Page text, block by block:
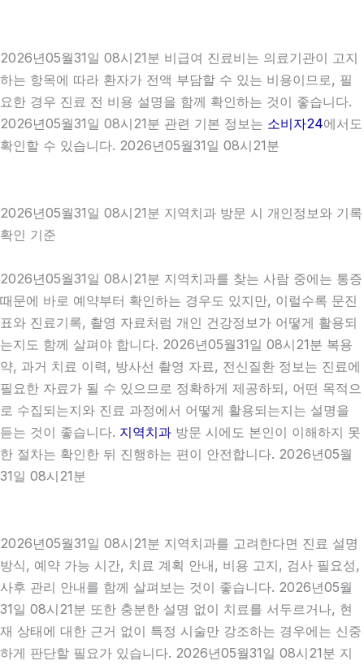
2026년05월31일 08시21분 비급여 진료비는 의료기관이 고지
하는 항목에 따라 환자가 전액 부담할 수 있는 비용이므로, 필
요한 경우 진료 전 비용 설명을 함께 확인하는 것이 좋습니다.
2026년05월31일 08시21분 관련 기본 정보는 소비자24에서도
확인할 수 있습니다. 2026년05월31일 08시21분
2026년05월31일 08시21분 지역치과 방문 시 개인정보와 기록
확인 기준
2026년05월31일 08시21분 지역치과를 찾는 사람 중에는 통증
때문에 바로 예약부터 확인하는 경우도 있지만, 이럴수록 문진
표와 진료기록, 촬영 자료처럼 개인 건강정보가 어떻게 활용되
는지도 함께 살펴야 합니다. 2026년05월31일 08시21분 복용
약, 과거 치료 이력, 방사선 촬영 자료, 전신질환 정보는 진료에
필요한 자료가 될 수 있으므로 정확하게 제공하되, 어떤 목적으
로 수집되는지와 진료 과정에서 어떻게 활용되는지는 설명을
듣는 것이 좋습니다. 지역치과 방문 시에도 본인이 이해하지 못
한 절차는 확인한 뒤 진행하는 편이 안전합니다. 2026년05월
31일 08시21분
2026년05월31일 08시21분 지역치과를 고려한다면 진료 설명
방식, 예약 가능 시간, 치료 계획 안내, 비용 고지, 검사 필요성,
사후 관리 안내를 함께 살펴보는 것이 좋습니다. 2026년05월
31일 08시21분 또한 충분한 설명 없이 치료를 서두르거나, 현
재 상태에 대한 근거 없이 특정 시술만 강조하는 경우에는 신중
하게 판단할 필요가 있습니다. 2026년05월31일 08시21분 지